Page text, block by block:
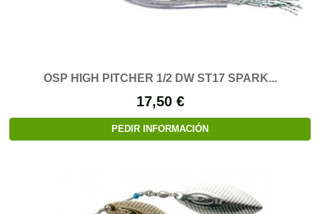
OSP HIGH PITCHER 1/2 DW ST17 SPARK...
17,50 €
PEDIR INFORMACIÓN